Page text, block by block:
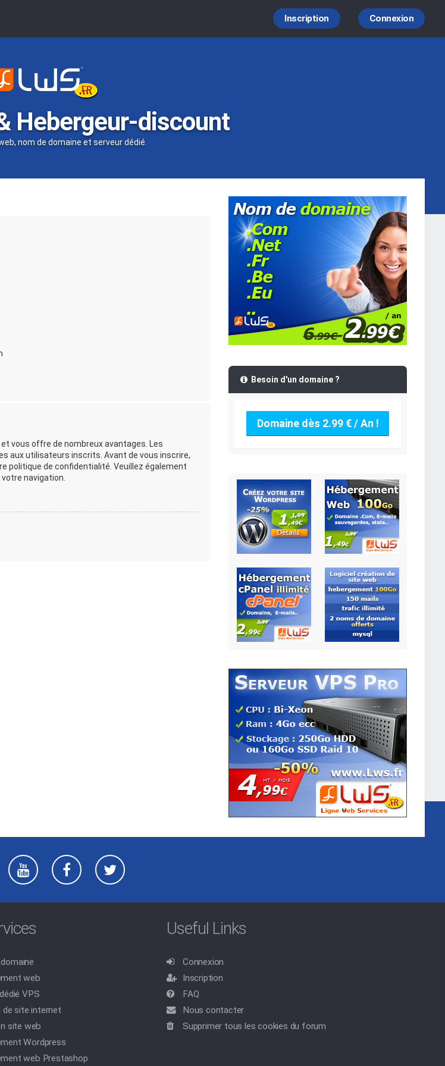
Connexion
Inscription
Hebergeur-discount
nom de domaine et serveur dédié.
vous offre de nombreux avantages. Les
aux utilisateurs inscrits. Avant de vous inscrire,
politique de confidentialité. Veuillez également
navigation.
Besoin d'un domaine ?
Domaine dès 2.99 € / An !
web
VPS
de site internet
site web
Wordpress
web Prestashop
Useful Links
Connexion
Inscription
FAQ
Nous contacter
Supprimer tous les cookies du forum